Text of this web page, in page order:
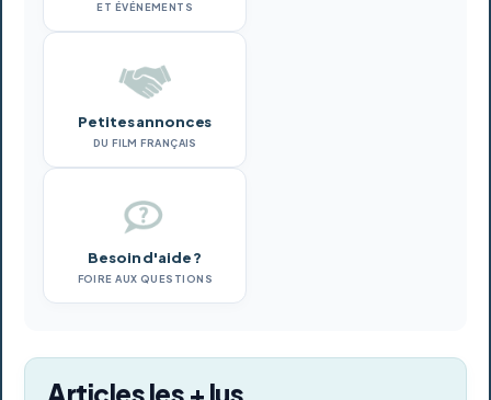
ET ÉVÉNEMENTS
Petites annonces
DU FILM FRANÇAIS
Besoin d'aide ?
FOIRE AUX QUESTIONS